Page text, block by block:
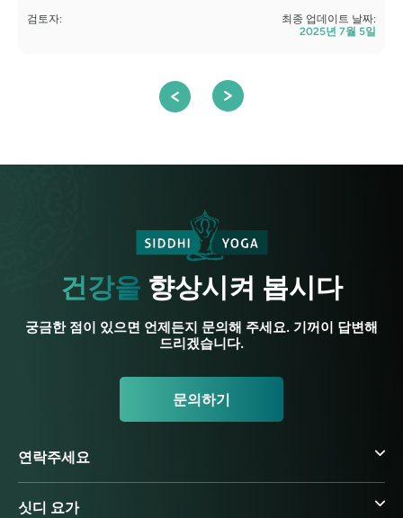
검토자:
최종 업데이트 날짜:
2025년 7월 5일
건강을 향상시켜 봅시다
궁금한 점이 있으면 언제든지 문의해 주세요. 기꺼이 답변해
드리겠습니다.
문의하기
연락주세요
싯디 요가